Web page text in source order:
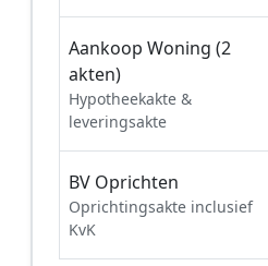
Aankoop Woning (2
akten)
Hypotheekakte &
leveringsakte
BV Oprichten
Oprichtingsakte inclusief
KvK